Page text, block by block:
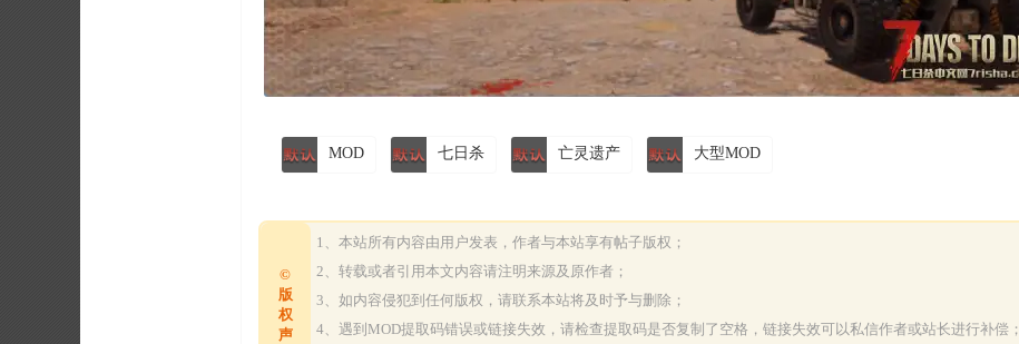
MOD 七日杀 亡灵遗产 大型MOD
©
版
权
声
1、本站所有内容由用户发表，作者与本站享有帖子版权；
2、转载或者引用本文内容请注明来源及原作者；
3、如内容侵犯到任何版权，请联系本站将及时予与删除；
4、遇到MOD提取码错误或链接失效，请检查提取码是否复制了空格，链接失效可以私信作者或站长进行补偿；